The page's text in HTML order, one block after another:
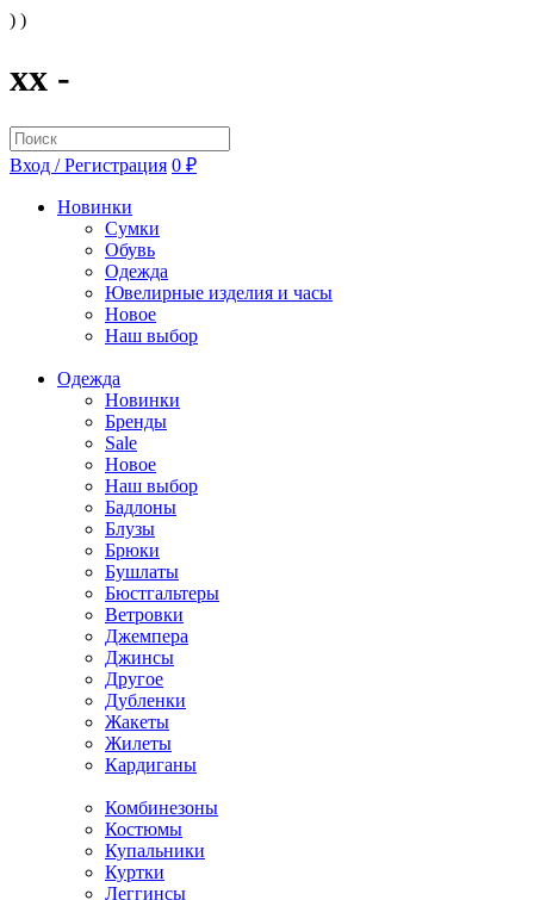
) )
xx -
Вход / Регистрация 0 ₽
Новинки
Сумки
Обувь
Одежда
Ювелирные изделия и часы
Новое
Наш выбор
Одежда
Новинки
Бренды
Sale
Новое
Наш выбор
Бадлоны
Блузы
Брюки
Бушлаты
Бюстгальтеры
Ветровки
Джемпера
Джинсы
Другое
Дубленки
Жакеты
Жилеты
Кардиганы
Комбинезоны
Костюмы
Купальники
Куртки
Леггинсы